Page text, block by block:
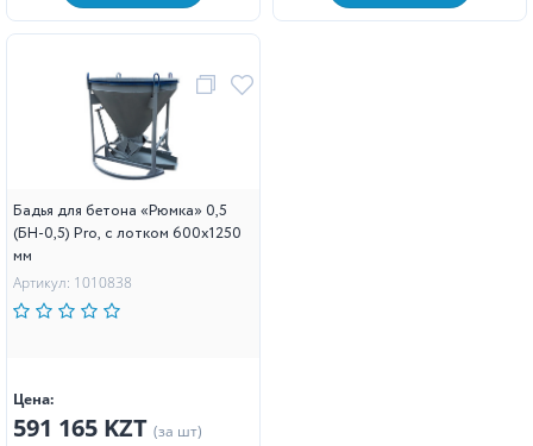
Бадья для бетона «Рюмка» 0,5
(БН-0,5) Pro, с лотком 600х1250
мм
Артикул: 1010838
Цена:
591 165 KZT (за шт)